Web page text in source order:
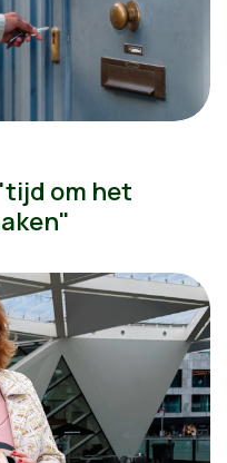
om het